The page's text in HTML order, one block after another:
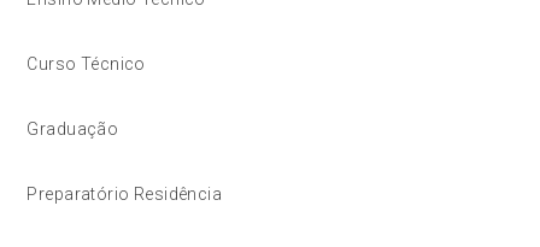
Curso Técnico
Graduação
Preparatório Residência